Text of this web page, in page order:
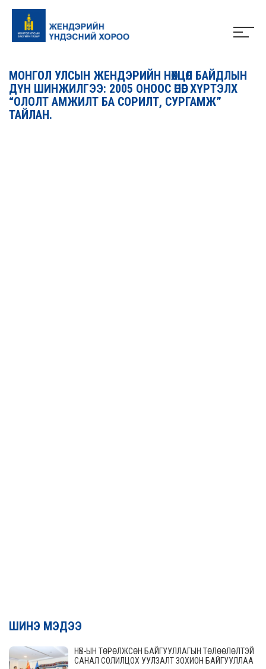
МОНГОЛ УЛСЫН ЖЕНДЭРИЙН НӨХЦӨЛ БАЙДЛЫН
ДҮН ШИНЖИЛГЭЭ: 2005 ОНООС ӨНӨӨГ ХҮРТЭЛХ
“ОЛОЛТ АМЖИЛТ БА СОРИЛТ, СУРГАМЖ”
ТАЙЛАН.
ШИНЭ МЭДЭЭ
НҮБ-ЫН ТӨРӨЛЖСӨН БАЙГУУЛЛАГЫН ТӨЛӨӨЛӨЛТЭЙ
САНАЛ СОЛИЛЦОХ УУЛЗАЛТ ЗОХИОН БАЙГУУЛЛАА